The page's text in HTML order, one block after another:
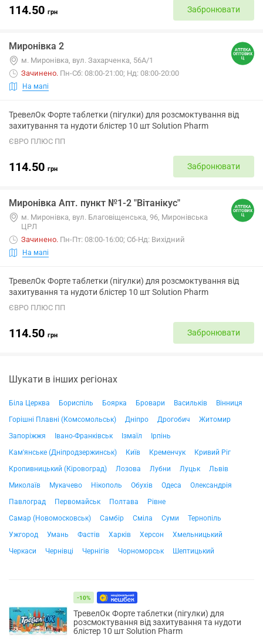
114.50 грн Забронювати
Миронівка 2
м. Миронівка, вул. Захарченка, 56А/1
Зачинено. Пн-Сб: 08:00-21:00; Нд: 08:00-20:00
На мапі
ТревелОк Форте таблетки (пігулки) для розсмоктування від
захитування та нудоти блістер 10 шт Solution Pharm
ЄВРО ПЛЮС ПП
114.50 грн Забронювати
Миронівка Апт. пункт №1-2 "Вітанікус"
м. Миронівка, вул. Благовіщенська, 96, Миронівська
ЦРЛ
Зачинено. Пн-Пт: 08:00-16:00; Сб-Нд: Вихідний
На мапі
ТревелОк Форте таблетки (пігулки) для розсмоктування від
захитування та нудоти блістер 10 шт Solution Pharm
ЄВРО ПЛЮС ПП
114.50 грн Забронювати
Шукати в інших регіонах
Біла Церква Бориспіль Боярка Бровари Васильків
Вінниця
Горішні Плавні (Комсомольськ)
Дніпро Дрогобич
Житомир
Запоріжжя
Івано-Франківськ Ізмаїл
Ірпінь
Кам'янське (Дніпродзержинськ)
Київ Кременчук
Кривий Ріг
Кропивницький (Кіровоград)
Лозова Лубни Луцьк
Львів
Миколаїв
Мукачево Нікополь Обухів Одеса
Олександрія
Павлоград
Первомайськ Полтава
Рівне
Самар (Новомосковськ)
Самбір Сміла Суми
Тернопіль
Ужгород
Умань Фастів Харків Херсон
Хмельницький
Черкаси
Чернівці Чернігів Чорноморськ Шептицький
-10%
ТревелОк Форте таблетки (пігулки) для
розсмоктування від захитування та нудоти
блістер 10 шт Solution Pharm